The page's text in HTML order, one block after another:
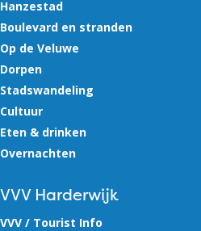
Hanzestad
Boulevard en stranden
Op de Veluwe
Dorpen
Stadswandeling
Cultuur
Eten & drinken
Overnachten
VVV Harderwijk
VVV / Tourist Info